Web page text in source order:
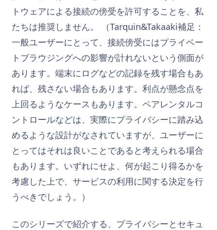
トウェアによる接続の傍受を許可することを、私
たちは推奨しません。 （Tarquin&Takaaki補足：
一般ユーザーにとって、接続傍受にはプライベー
トブラウジングへの影響が計れないという側面が
あります。端末にログなどの記録を残す場合もあ
れば、残さない場合もあります。利点が懸念点を
上回るようなケースもあります。ペアレンタルコ
ントロールなどは、実際にプライバシーに踏み込
めるような設計がなされていますが、ユーザーに
とってはそれは良いことであると考えられる場合
もあります。いずれにせよ、何が起こり得るかを
考慮した上で、サービスの利用に関する決定を行
うべきでしょう。）
このシリーズで紹介する、プライバシーとセキュ